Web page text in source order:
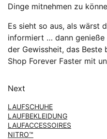
Dinge mitnehmen zu
Es sieht so aus, als wärst
informiert … dann genieße
der Gewissheit, das Beste
Shop Forever Faster mit
Next
LAUFSCHUHE
LAUFBEKLEIDUNG
LAUFACCESSOIRES
NITRO™